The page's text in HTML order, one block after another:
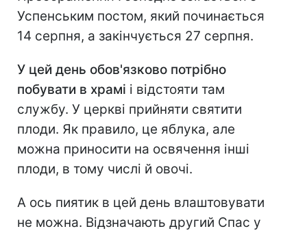
Успенським постом, який починається
14 серпня, а закінчується 27 серпня.
У цей день обов'язково потрібно
побувати в храмі і відстояти там
службу. У церкві прийняти святити
плоди. Як правило, це яблука, але
можна приносити на освячення інші
плоди, в тому числі й овочі.
А ось пиятик в цей день влаштовувати
не можна. Відзначають другий Спас у